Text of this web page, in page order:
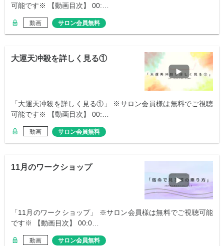
可能です※ 【動画目次】 00:…
動画 サロン会員無料
大運天冲殺を詳しく見る①
「大運天冲殺を詳しく見る①」 ※サロン会員様は無料でご視聴
可能です※ 【動画目次】 00:…
動画 サロン会員無料
11月のワークショップ
「11月のワークショップ」 ※サロン会員様は無料でご視聴可能
です※ 【動画目次】 00:0…
動画 サロン会員無料